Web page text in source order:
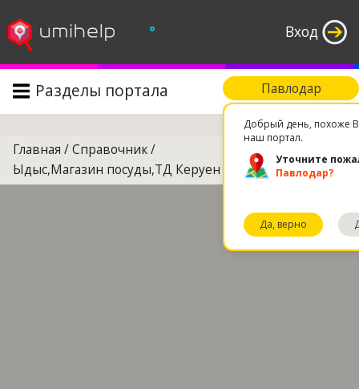
Вход
°
Павлодар
Добрый день, похоже
наш портал.
Уточните
Павлодар?
Да, верно
Разделы портала Поиск
Главная /Справочник/
Ыдыс,Магазин посуды,ТД Керуен